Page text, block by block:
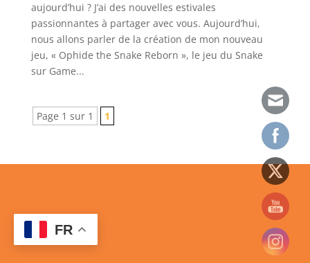
aujourd’hui ? J’ai des nouvelles estivales
passionnantes à partager avec vous. Aujourd’hui,
nous allons parler de la création de mon nouveau
jeu, « Ophide the Snake Reborn », le jeu du Snake
sur Game...
Page 1 sur 1 1
FR